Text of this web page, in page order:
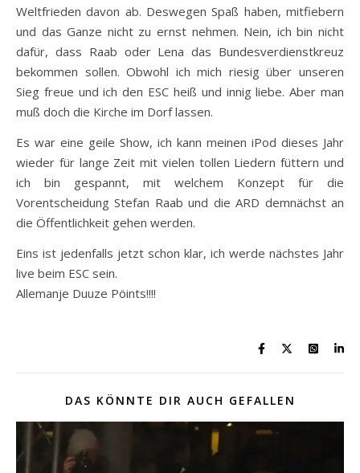
Weltfrieden davon ab. Deswegen Spaß haben, mitfiebern
und das Ganze nicht zu ernst nehmen. Nein, ich bin nicht
dafür, dass Raab oder Lena das Bundesverdienstkreuz
bekommen sollen. Obwohl ich mich riesig über unseren
Sieg freue und ich den ESC heiß und innig liebe. Aber man
muß doch die Kirche im Dorf lassen.
Es war eine geile Show, ich kann meinen iPod dieses Jahr
wieder für lange Zeit mit vielen tollen Liedern füttern und
ich bin gespannt, mit welchem Konzept für die
Vorentscheidung Stefan Raab und die ARD demnächst an
die Öffentlichkeit gehen werden.
Eins ist jedenfalls jetzt schon klar, ich werde nächstes Jahr
live beim ESC sein.
Allemanje Duuze Pöints!!!!
DAS KÖNNTE DIR AUCH GEFALLEN